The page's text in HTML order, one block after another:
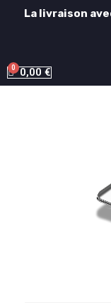
La livraison
0,00 €